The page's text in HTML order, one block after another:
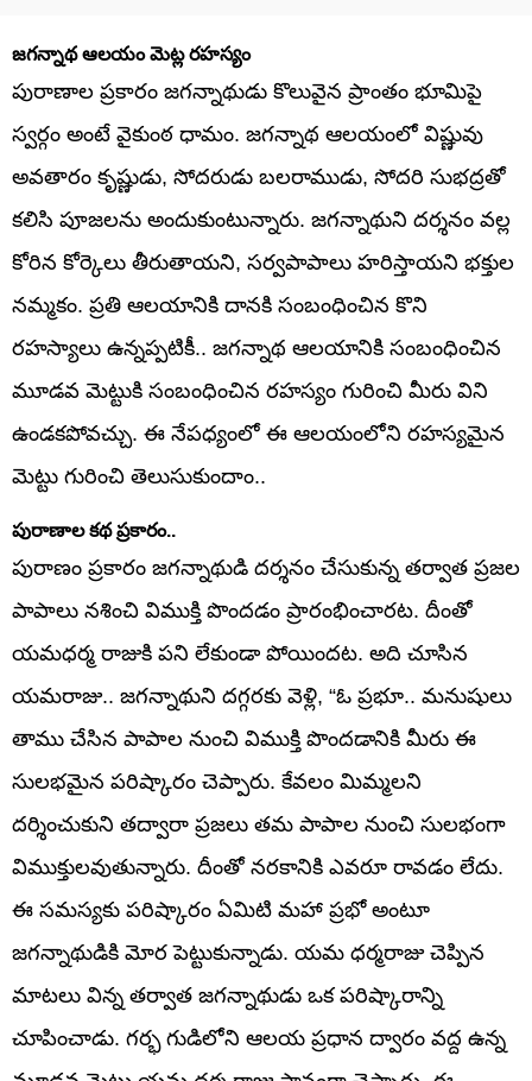
జగన్నాథ ఆలయం మెట్ల రహస్యం
పురాణాల ప్రకారం జగన్నాథుడు కొలువైన ప్రాంతం భూమిపై
స్వర్గం అంటే వైకుంఠ ధామం. జగన్నాథ ఆలయంలో విష్ణువు
అవతారం కృష్ణుడు, సోదరుడు బలరాముడు, సోదరి సుభద్రతో
కలిసి పూజలను అందుకుంటున్నారు. జగన్నాథుని దర్శనం వల్ల
కోరిన కోర్కెలు తీరుతాయని, సర్వపాపాలు హరిస్తాయని భక్తుల
నమ్మకం. ప్రతి ఆలయానికి దానకి సంబంధించిన కొని
రహస్యాలు ఉన్నప్పటికీ.. జగన్నాథ ఆలయానికి సంబంధించిన
మూడవ మెట్టుకి సంబంధించిన రహస్యం గురించి మీరు విని
ఉండకపోవచ్చు. ఈ నేపధ్యంలో ఈ ఆలయంలోని రహస్యమైన
మెట్టు గురించి తెలుసుకుందాం..
పురాణాల కథ ప్రకారం..
పురాణం ప్రకారం జగన్నాథుడి దర్శనం చేసుకున్న తర్వాత ప్రజల
పాపాలు నశించి విముక్తి పొందడం ప్రారంభించారట. దీంతో
యమధర్మ రాజుకి పని లేకుండా పోయిందట. అది చూసిన
యమరాజు.. జగన్నాథుని దగ్గరకు వెళ్లి, “ఓ ప్రభూ.. మనుషులు
తాము చేసిన పాపాల నుంచి విముక్తి పొందడానికి మీరు ఈ
సులభమైన పరిష్కారం చెప్పారు. కేవలం మిమ్మలని
దర్శించుకుని తద్వారా ప్రజలు తమ పాపాల నుంచి సులభంగా
విముక్తులవుతున్నారు. దీంతో నరకానికి ఎవరూ రావడం లేదు.
ఈ సమస్యకు పరిష్కారం ఏమిటి మహా ప్రభో అంటూ
జగన్నాథుడికి మోర పెట్టుకున్నాడు. యమ ధర్మరాజు చెప్పిన
మాటలు విన్న తర్వాత జగన్నాథుడు ఒక పరిష్కారాన్ని
చూపించాడు. గర్భ గుడిలోని ఆలయ ప్రధాన ద్వారం వద్ద ఉన్న